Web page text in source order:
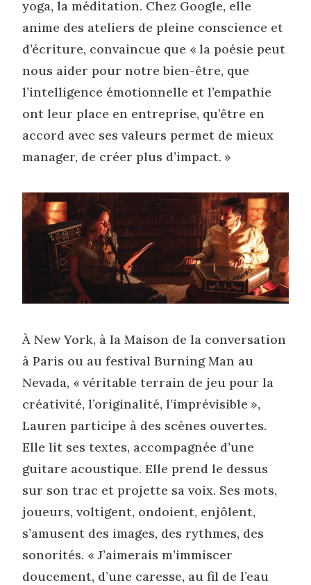
yoga, la méditation. Chez Google, elle
anime des ateliers de pleine conscience et
d’écriture, convaincue que « la poésie peut
nous aider pour notre bien-être, que
l’intelligence émotionnelle et l’empathie
ont leur place en entreprise, qu’être en
accord avec ses valeurs permet de mieux
manager, de créer plus d’impact. »
À New York, à la Maison de la conversation
à Paris ou au festival Burning Man au
Nevada, « véritable terrain de jeu pour la
créativité, l’originalité, l’imprévisible »,
Lauren participe à des scènes ouvertes.
Elle lit ses textes, accompagnée d’une
guitare acoustique. Elle prend le dessus
sur son trac et projette sa voix. Ses mots,
joueurs, voltigent, ondoient, enjôlent,
s’amusent des images, des rythmes, des
sonorités. « J’aimerais m’immiscer
doucement, d’une caresse, au fil de l’eau